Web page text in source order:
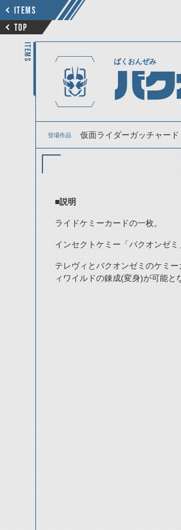
ITEMS
TOP
ITEMS
ばくおんぜみ
バ
登場作品 仮面ライダーガッチャード
■説明
ライドケミーカードの一枚。
インセクトケミー「バクオンゼミ
テレヴィとバクオンゼミのケミ
ィワイルドの錬成(変身)が可能と